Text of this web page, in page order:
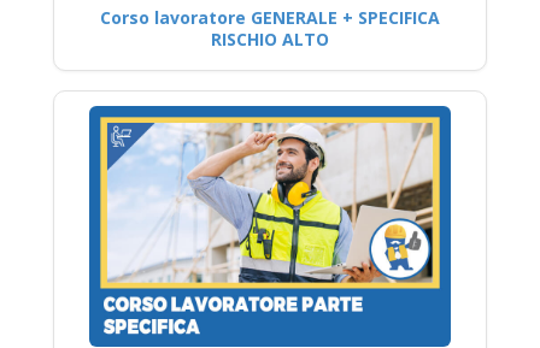
Corso lavoratore GENERALE + SPECIFICA
RISCHIO ALTO